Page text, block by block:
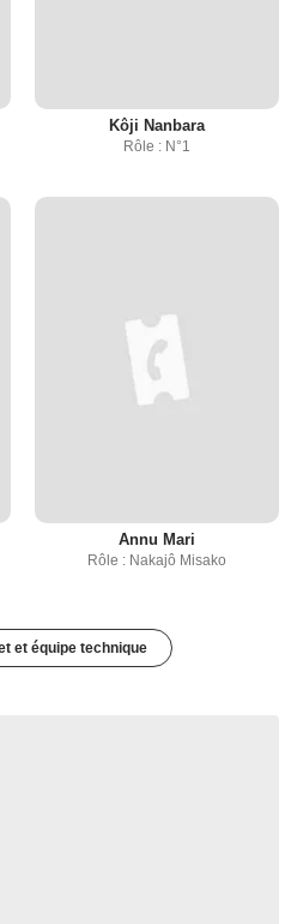
Kôji Nanbara
Rôle : N°1
Annu Mari
Rôle : Nakajô Misako
et équipe technique